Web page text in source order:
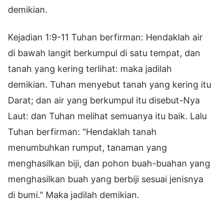
demikian.
Kejadian 1:9-11 Tuhan berfirman: Hendaklah air
di bawah langit berkumpul di satu tempat, dan
tanah yang kering terlihat: maka jadilah
demikian. Tuhan menyebut tanah yang kering itu
Darat; dan air yang berkumpul itu disebut-Nya
Laut: dan Tuhan melihat semuanya itu baik. Lalu
Tuhan berfirman: "Hendaklah tanah
menumbuhkan rumput, tanaman yang
menghasilkan biji, dan pohon buah-buahan yang
menghasilkan buah yang berbiji sesuai jenisnya
di bumi." Maka jadilah demikian.